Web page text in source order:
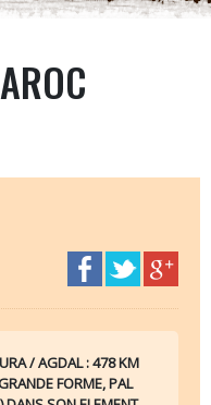
/ AGDAL : 478 KM
FORME, PAL